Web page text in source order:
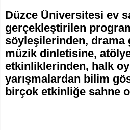
Düzce Üniversitesi ev
gerçekleştirilen
söyleşilerinden, drama
müzik dinletisine,
etkinliklerinden, halk
yarışmalardan bilim
birçok etkinliğe sahne